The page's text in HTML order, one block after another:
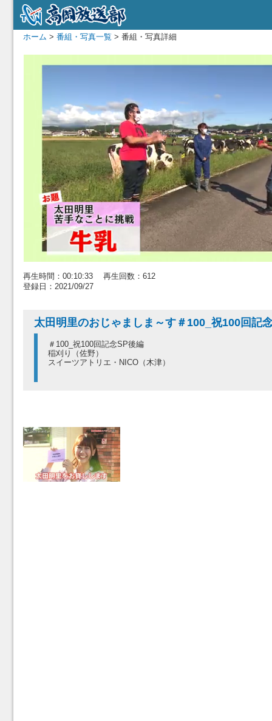
ホーム > 番組・写真一覧 > 番組・写真詳細
再生時間：00:10:33 再生回数：612
登録日：2021/09/27
太田明里のおじゃましま～す＃100_祝100回記
＃100_祝100回記念SP後編
稲刈り（佐野）
スイーツアトリエ・NICO（木津）